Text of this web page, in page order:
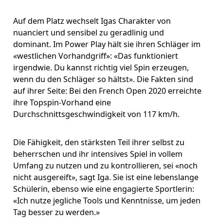
Auf dem Platz wechselt Igas Charakter von
nuanciert und sensibel zu geradlinig und
dominant. Im Power Play hält sie ihren Schläger im
«westlichen Vorhandgriff»: «Das funktioniert
irgendwie. Du kannst richtig viel Spin erzeugen,
wenn du den Schläger so hältst». Die Fakten sind
auf ihrer Seite: Bei den French Open 2020 erreichte
ihre Topspin-Vorhand eine
Durchschnittsgeschwindigkeit von 117 km/h.
Die Fähigkeit, den stärksten Teil ihrer selbst zu
beherrschen und ihr intensives Spiel in vollem
Umfang zu nutzen und zu kontrollieren, sei «noch
nicht ausgereift», sagt Iga. Sie ist eine lebenslange
Schülerin, ebenso wie eine engagierte Sportlerin:
«Ich nutze jegliche Tools und Kenntnisse, um jeden
Tag besser zu werden.»